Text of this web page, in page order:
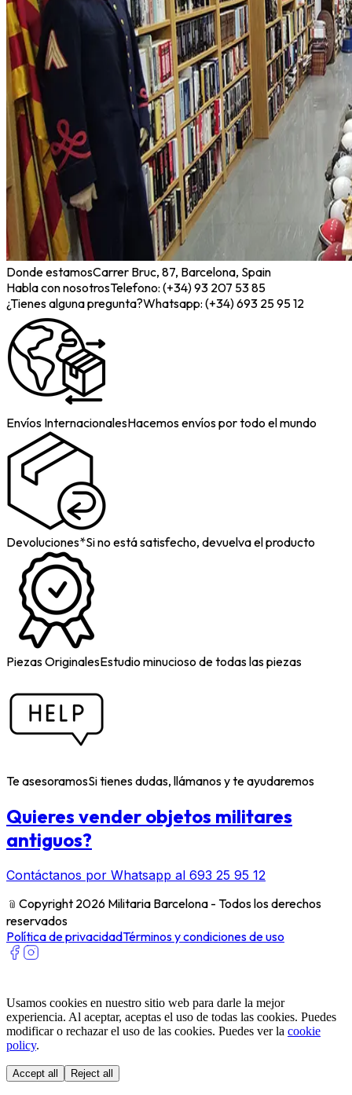
Donde estamosCarrer Bruc, 87, Barcelona, Spain
Habla con nosotrosTelefono: (+34) 93 207 53 85
¿Tienes alguna pregunta?Whatsapp: (+34) 693 25 95 12
Envíos InternacionalesHacemos envíos por todo el mundo
Devoluciones*Si no está satisfecho, devuelva el producto
Piezas OriginalesEstudio minucioso de todas las piezas
Te asesoramosSi tienes dudas, llámanos y te ayudaremos
Quieres vender objetos militares
antiguos?
Contáctanos por Whatsapp al 693 25 95 12
﹫ Copyright 2026 Militaria Barcelona - Todos los derechos
reservados
Política de privacidadTérminos y condiciones de uso
Usamos cookies en nuestro sitio web para darle la mejor
experiencia. Al aceptar, aceptas el uso de todas las cookies. Puedes
modificar o rechazar el uso de las cookies. Puedes ver la cookie
policy.
Accept all Reject all